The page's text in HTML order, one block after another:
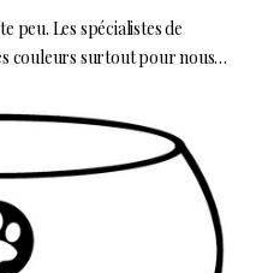
peu. Les spécialistes de
couleurs surtout pour nous…